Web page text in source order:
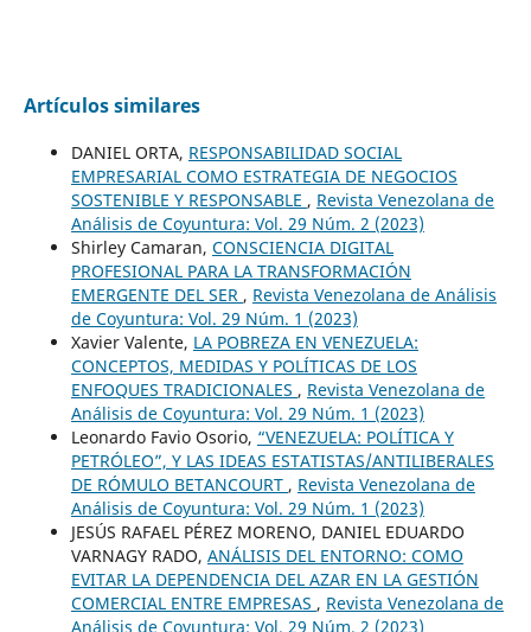
Artículos similares
DANIEL ORTA, RESPONSABILIDAD SOCIAL
EMPRESARIAL COMO ESTRATEGIA DE NEGOCIOS
SOSTENIBLE Y RESPONSABLE , Revista Venezolana de
Análisis de Coyuntura: Vol. 29 Núm. 2 (2023)
Shirley Camaran, CONSCIENCIA DIGITAL
PROFESIONAL PARA LA TRANSFORMACIÓN
EMERGENTE DEL SER , Revista Venezolana de Análisis
de Coyuntura: Vol. 29 Núm. 1 (2023)
Xavier Valente, LA POBREZA EN VENEZUELA:
CONCEPTOS, MEDIDAS Y POLÍTICAS DE LOS
ENFOQUES TRADICIONALES , Revista Venezolana de
Análisis de Coyuntura: Vol. 29 Núm. 1 (2023)
Leonardo Favio Osorio, “VENEZUELA: POLÍTICA Y
PETRÓLEO”, Y LAS IDEAS ESTATISTAS/ANTILIBERALES
DE RÓMULO BETANCOURT , Revista Venezolana de
Análisis de Coyuntura: Vol. 29 Núm. 1 (2023)
JESÚS RAFAEL PÉREZ MORENO, DANIEL EDUARDO
VARNAGY RADO, ANÁLISIS DEL ENTORNO: COMO
EVITAR LA DEPENDENCIA DEL AZAR EN LA GESTIÓN
COMERCIAL ENTRE EMPRESAS , Revista Venezolana de
Análisis de Coyuntura: Vol. 29 Núm. 2 (2023)